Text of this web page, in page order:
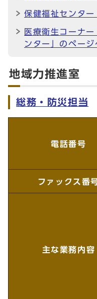
保健福祉センタ
医療衛生コーナ
ンター」のページ
地域力推進室
総務・防災担当
電話番号
ファックス番
主な業務内容